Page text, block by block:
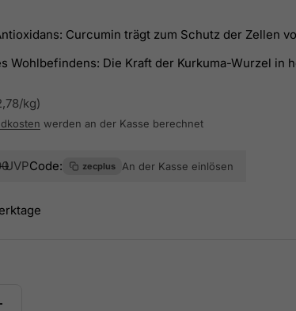
Curcumin trägt zum Schutz der Zellen
Wohlbefindens: Die Kraft der Kurkuma-Wurzel in
kg)
werden an der Kasse berechnet
Preis
UVPCode: zecplus An der Kasse einlösen